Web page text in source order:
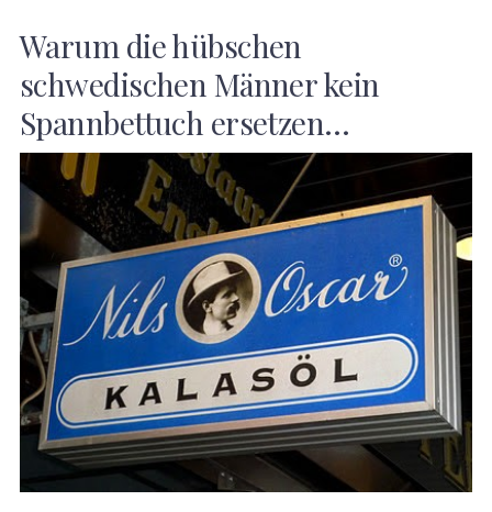
Warum die hübschen
schwedischen Männer kein
Spannbettuch ersetzen…